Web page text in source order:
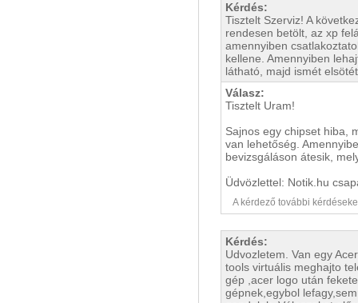
Kérdés:
Tisztelt Szerviz! A
rendesen betölt, az xp
amennyiben
kellene. Amennyiben
látható, majd ismét
Válasz:
Tisztelt Uram!
Sajnos egy chipset hiba,
van lehetőség.
bevizsgáláson átesik,
Üdvözlettel: Notik.hu
A kérdező további
Kérdés:
Udvozletem. Van egy
tools virtuális meghajto
gép ,acer logo után
gépnek,egybol